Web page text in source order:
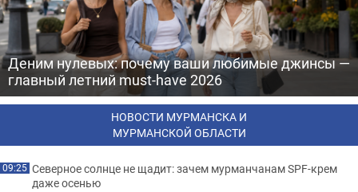
Деним нулевых: почему ваши любимые джинсы —
главный летний must-have 2026
НОВОСТИ МУРМАНСКА И
МУРМАНСКОЙ ОБЛАСТИ
09:25 Северное солнце не щадит: зачем мурманчанам SPF-крем
даже осенью